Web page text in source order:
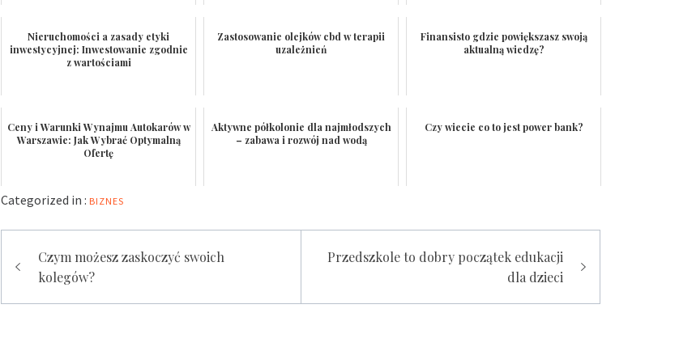
Nieruchomości a zasady etyki
inwestycyjnej: Inwestowanie zgodnie
z wartościami
Zastosowanie olejków cbd w terapii
uzależnień
Finansisto gdzie powiększasz swoją
aktualną wiedzę?
Ceny i Warunki Wynajmu Autokarów w
Warszawie: Jak Wybrać Optymalną
Ofertę
Aktywne półkolonie dla najmłodszych
– zabawa i rozwój nad wodą
Czy wiecie co to jest power bank?
Categorized in : BIZNES
Nawigacja
wpisu
Czym możesz zaskoczyć swoich
kolegów?
Przedszkole to dobry początek edukacji
dla dzieci